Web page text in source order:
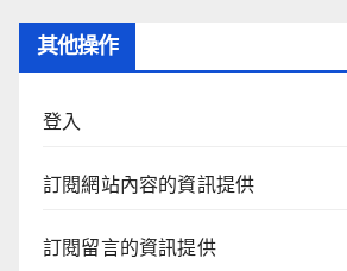
其他操作
登入
訂閱網站內容的資訊提供
訂閱留言的資訊提供